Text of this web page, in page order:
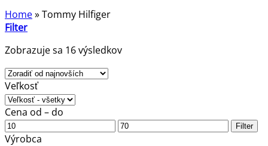
Home»Tommy Hilfiger
Filter
Zobrazuje sa 16 výsledkovZoradené
Veľkosť
Cena od – do
Minimálna
cena
Maximálna
Filter
Výrobca